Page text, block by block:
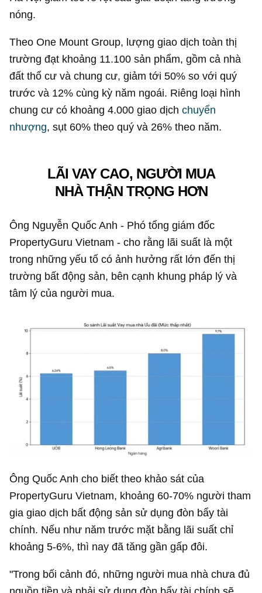
nóng.
Theo One Mount Group, lượng giao dịch toàn thị
trường đạt khoảng 11.100 sản phẩm, gồm cả nhà
đất thổ cư và chung cư, giảm tới 50% so với quý
trước và 12% cùng kỳ năm ngoái. Riêng loại hình
chung cư có khoảng 4.000 giao dịchchuyển
nhượng, sụt 60% theo quý và 26% theo năm.
LÃI VAY CAO, NGƯỜI MUA
NHÀ THẬN TRỌNG HƠN
Ông Nguyễn Quốc Anh - Phó tổng giám đốc
PropertyGuru Vietnam - cho rằng lãi suất là một
trong những yếu tố có ảnh hưởng rất lớn đến thị
trường bất động sản, bên cạnh khung pháp lý và
tâm lý của người mua.
Ông Quốc Anh cho biết theo khảo sát của
PropertyGuru Vietnam, khoảng 60-70% người tham
gia giao dịch bất động sản sử dụng đòn bẩy tài
chính. Nếu như năm trước mặt bằng lãi suất chỉ
khoảng 5-6%, thì nay đã tăng gần gấp đôi.
"Trong bối cảnh đó, những người mua nhà chưa đủ